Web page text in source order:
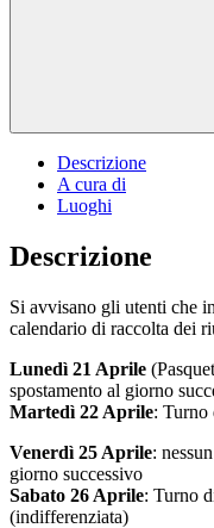
Descrizione
A cura di
Luoghi
Descrizione
Si avvisano gli utenti che
calendario di raccolta dei
Lunedì 21 Aprile
spostamento al giorno
Martedì 22 Aprile: Turno
Venerdì 25 Aprile:
giorno successivo
Sabato 26 Aprile: Turno
(indifferenziata)